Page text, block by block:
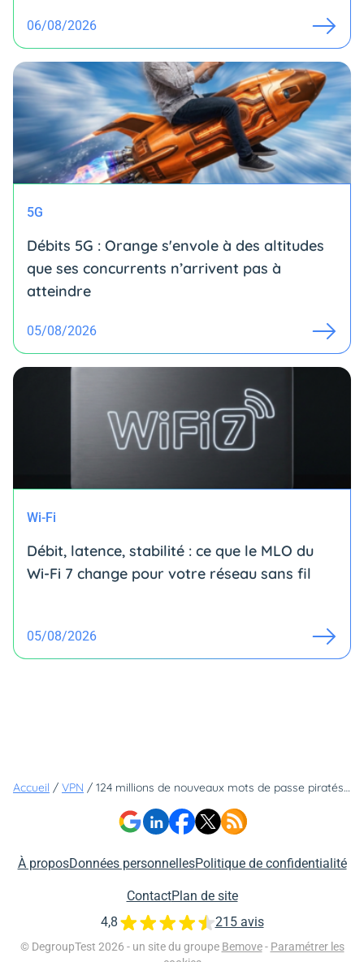
06/08/2026
5G
Débits 5G : Orange s'envole à des altitudes
que ses concurrents n’arrivent pas à
atteindre
05/08/2026
Wi-Fi
Débit, latence, stabilité : ce que le MLO du
Wi-Fi 7 change pour votre réseau sans fil
05/08/2026
Accueil / VPN / 124 millions de nouveaux mots de passe piratés : découvrez si vous êtes concerné et comment vous protéger
À proposDonnées personnellesPolitique de confidentialité
ContactPlan de site
© DegroupTest 2026 - un site du groupe Bemove - Paramétrer les
4,8 215 avis